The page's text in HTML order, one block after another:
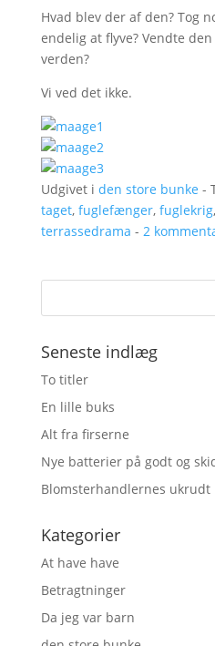
Hvad blev der af den? Tog
endelig at flyve? Vendte
verden?
Vi ved det ikke.
Udgivet i den store bunke -
taget, fuglefænger, fuglekrig,
terrassedrama - 2
Seneste indlæg
To titler
En lille buks
Alt fra firserne
Nye batterier på godt og
Blomsterhandlernes ukrudt
Kategorier
At have have
Betragtninger
Da jeg var barn